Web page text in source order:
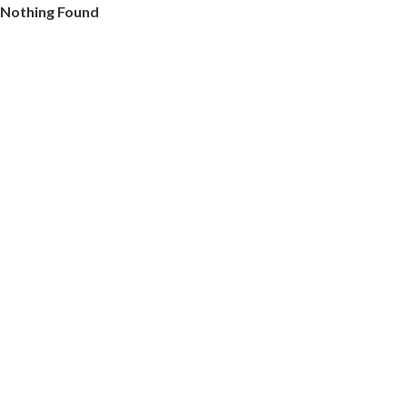
Nothing Found
It seems we can’t find what you’re looking for. Perhaps searching